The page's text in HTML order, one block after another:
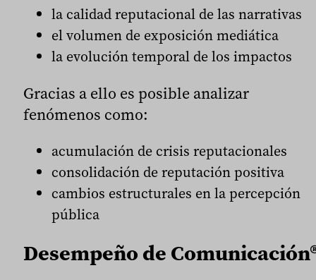
la calidad reputacional de las narrativas
el volumen de exposición mediática
la evolución temporal de los impactos
Gracias a ello es posible analizar
fenómenos como:
acumulación de crisis reputacionales
consolidación de reputación positiva
cambios estructurales en la percepción
pública
Desempeño de